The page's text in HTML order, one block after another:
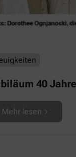
40
Mehr lesen